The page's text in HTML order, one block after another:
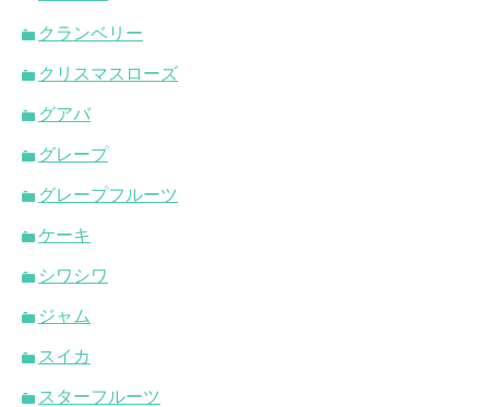
クランベリー
クリスマスローズ
グアバ
グレープ
グレープフルーツ
ケーキ
シワシワ
ジャム
スイカ
スターフルーツ